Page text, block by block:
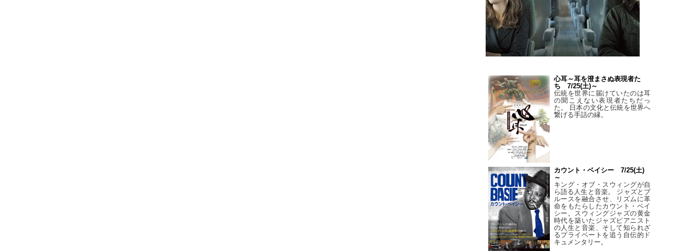
心耳～耳を澄まさぬ表現者た
ち 7/25(土)～
伝統を世界に届けていたのは耳
の聞こえない表現者たちだっ
た。 日本の文化と伝統を世界へ
繋げる手話の縁。
カウント・ベイシー 7/25(土)
～
キング・オブ・スウィングが自
ら語る人生と音楽。 ジャズとブ
ルースを融合させ、リズムに革
命をもたらしたカウント・ベイ
シー。スウィングジャズの黄金
時代を築いたジャズピアニスト
の人生と音楽、そして知られざ
るプライベートを追う自伝的ド
キュメンタリー。